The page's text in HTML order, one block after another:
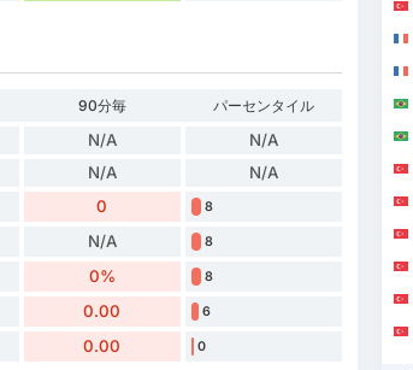
90分毎
パーセンタイル
N/A N/A
N/A N/A
0 8
N/A 8
0% 8
0.00 6
0.00 0